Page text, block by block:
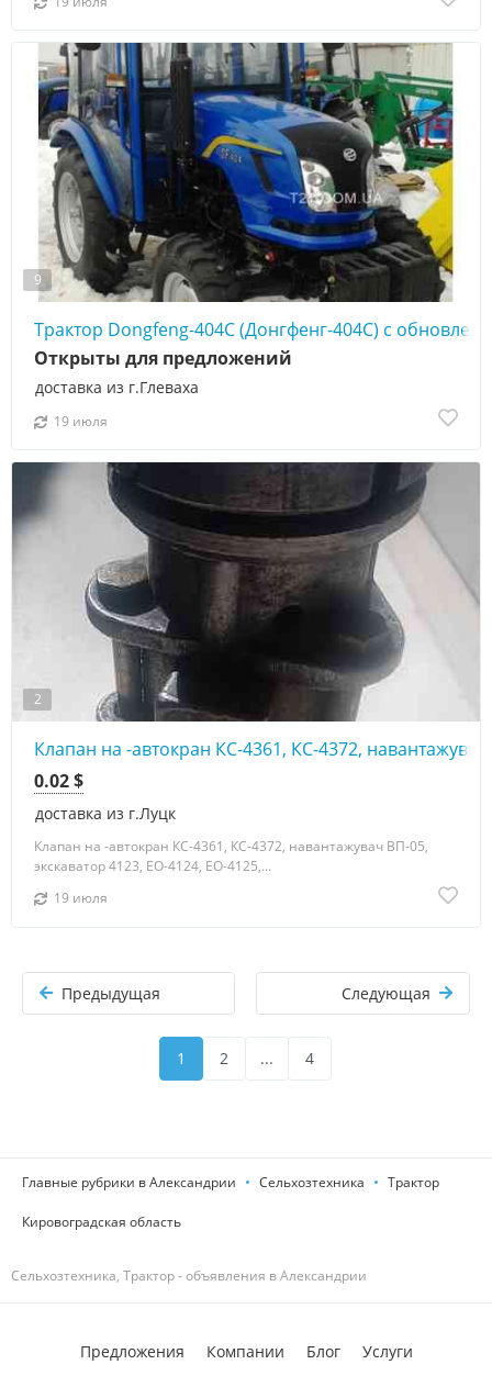
9
Трактор Dongfeng-404С (Донгфенг-404C) с
доставка из г.Глеваха
Открыты для предложений
19 июля
2
Клапан на -автокран КС-4361, КС-4372,
доставка из г.Луцк
0.02 $
Клапан на -автокран КС-4361, КС-4372, навантажувач ВП-05,
экскаватор 4123, ЕО-4124, ЕО-4125,...
19 июля
Предыдущая Следующая
1 2 ... 4
Главные рубрики в Александрии Сельхозтехника Трактор
Кировоградская область
Сельхозтехника, Трактор - объявления в Александрии
Предложения Компании Блог Услуги